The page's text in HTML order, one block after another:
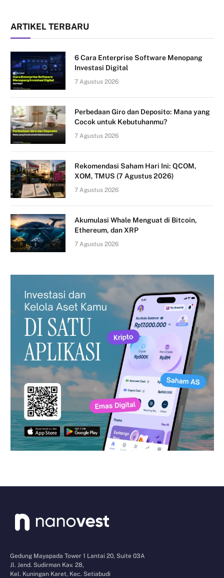
ARTIKEL TERBARU
6 Cara Enterprise Software Menopang
Investasi Digital
7 Agustus 2026
Perbedaan Giro dan Deposito: Mana yang
Cocok untuk Kebutuhanmu?
7 Agustus 2026
Rekomendasi Saham Hari Ini: QCOM,
XOM, TMUS (7 Agustus 2026)
7 Agustus 2026
Akumulasi Whale Menguat di Bitcoin,
Ethereum, dan XRP
7 Agustus 2026
Gedung Mayapada Tower 1 Lantai 20, Suite 03A
Jl. Jend. Sudirman Kav. 28,
Kel. Kuningan Karet, Kec. Setiabudi